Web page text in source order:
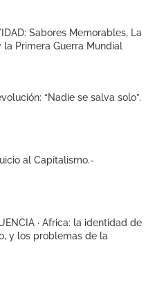
Sabores Memorables, La
la Primera Guerra Mundial
“Nadie se salva solo”.
al Capitalismo.-
· Africa: la identidad de
y los problemas de la